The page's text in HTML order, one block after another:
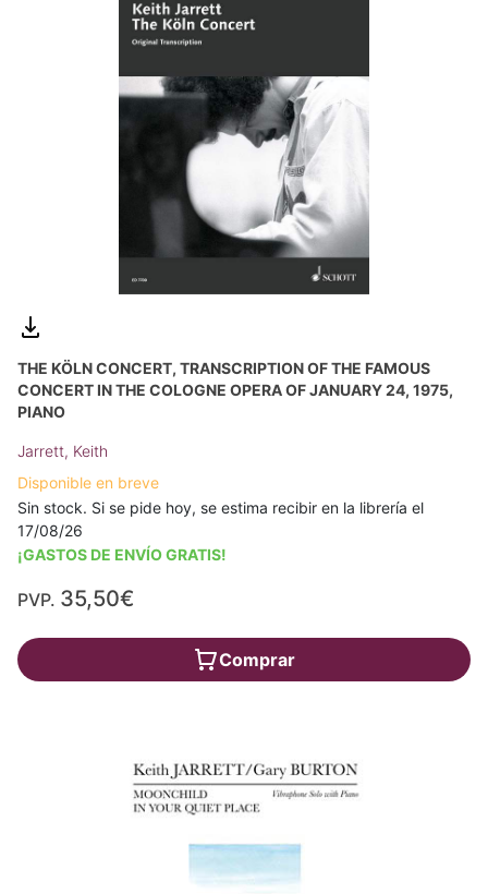
THE KÖLN CONCERT, TRANSCRIPTION OF THE FAMOUS
CONCERT IN THE COLOGNE OPERA OF JANUARY 24, 1975,
PIANO
Jarrett, Keith
Disponible en breve
Sin stock. Si se pide hoy, se estima recibir en la librería el
17/08/26
¡GASTOS DE ENVÍO GRATIS!
PVP. 35,50€
Comprar